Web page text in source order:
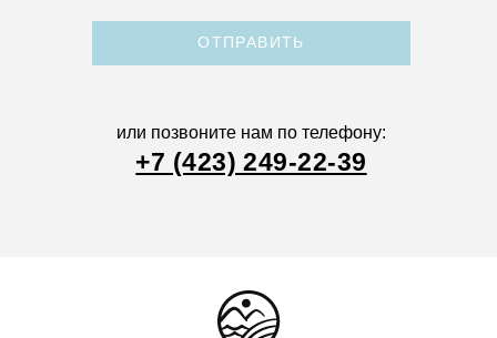
ОТПРАВИТЬ
или позвоните нам по телефону:
+7 (423) 249-22-39